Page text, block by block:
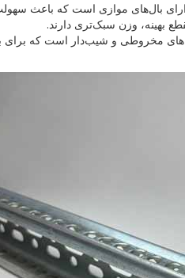
بال‌های موازی است که باعث
بهینه، وزن سبک‌تری دارند.
مخروطی و شیب‌دار است که برای